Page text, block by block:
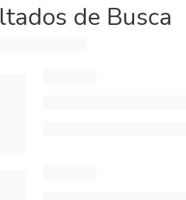
de Busca